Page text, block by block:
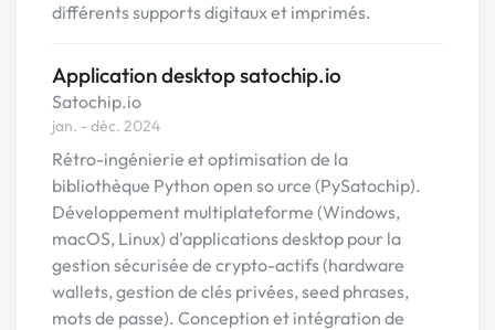
différents supports digitaux et imprimés.
Application desktop satochip.io
Satochip.io
jan. - déc. 2024
Rétro-ingénierie et optimisation de la
bibliothèque Python open so urce (PySatochip).
Développement multiplateforme (Windows,
macOS, Linux) d'applications desktop pour la
gestion sécurisée de crypto-actifs (hardware
wallets, gestion de clés privées, seed phrases,
mots de passe). Conception et intégration de